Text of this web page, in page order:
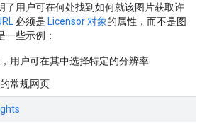
了用户可在何处找到如何就该图片获取许
必须是 Licensor 对象的属性，而不是图
一些示例：
用户可在其中选择特定的分辨率
常规网页